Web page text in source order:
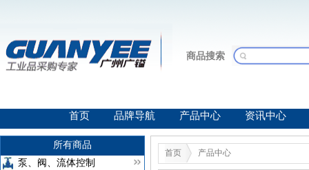
商品搜索
首页 品牌导航 产品中心 资讯中心
所有商品
泵、阀、流体控制
首页 产品中心